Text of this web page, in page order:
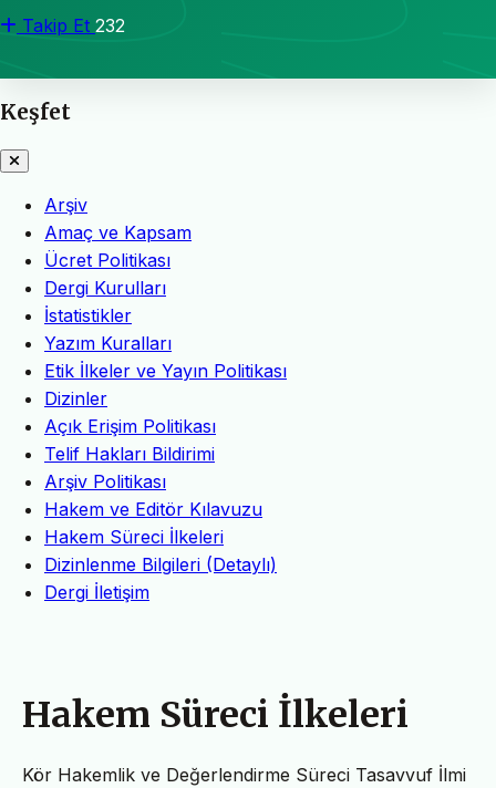
Takip Et 232
Keşfet
Arşiv
Amaç ve Kapsam
Ücret Politikası
Dergi Kurulları
İstatistikler
Yazım Kuralları
Etik İlkeler ve Yayın Politikası
Dizinler
Açık Erişim Politikası
Telif Hakları Bildirimi
Arşiv Politikası
Hakem ve Editör Kılavuzu
Hakem Süreci İlkeleri
Dizinlenme Bilgileri (Detaylı)
Dergi İletişim
Hakem Süreci İlkeleri
Kör Hakemlik ve Değerlendirme Süreci Tasavvuf İlmi